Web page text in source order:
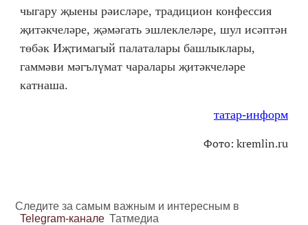
чыгару җыены рәисләре, традицион конфессия
җитәкчеләре, җәмәгать эшлеклеләре, шул исәптән
төбәк Иҗтимагый палаталары башлыклары,
гаммәви мәгълүмат чаралары җитәкчеләре
катнаша.
татар-информ
Фото: kremlin.ru
Следите за самым важным и интересным в
Telegram-канале Татмедиа